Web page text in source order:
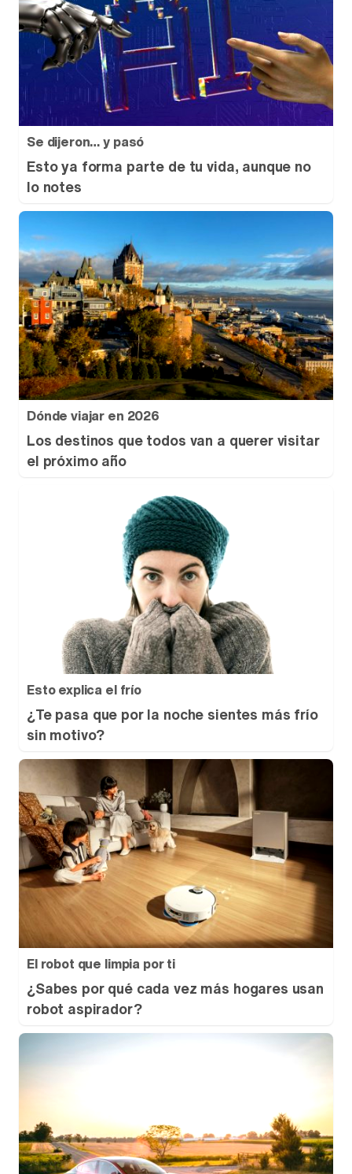
Se dijeron… y pasó
Esto ya forma parte de tu vida, aunque no
lo notes
Dónde viajar en 2026
Los destinos que todos van a querer visitar
el próximo año
Esto explica el frío
¿Te pasa que por la noche sientes más frío
sin motivo?
El robot que limpia por ti
¿Sabes por qué cada vez más hogares usan
robot aspirador?